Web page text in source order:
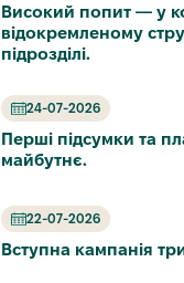
Високий попит — у
відокремленому
підрозділі.
Перші підсумки та
майбутнє.
24-07-2026
Вступна кампанія
22-07-2026